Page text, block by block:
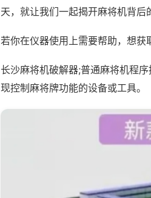
天，就让我们一起揭开麻将机背后
若你在仪器使用上需要帮助，想获
长沙麻将机破解器;普通麻将机程
现控制麻将牌功能的设备或工具。